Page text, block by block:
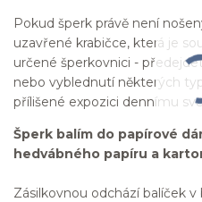
Pokud šperk právě není
uzavřené krabičce, která je
určené šperkovnici -
nebo vyblednutí některých
přílišené expozici dennímu
Šperk balím do papírové
hedvábného papíru a
Zásilkovnou odchází balíček